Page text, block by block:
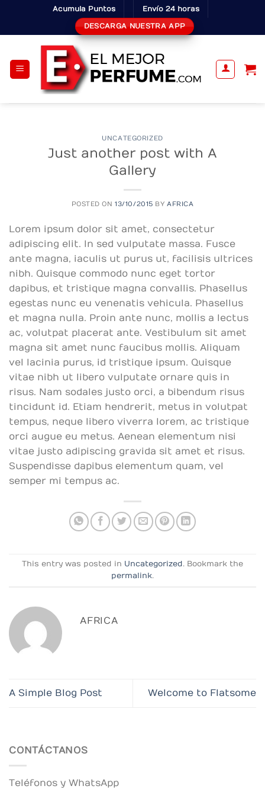
content
Acumula Puntos Envío 24 horas
DESCARGA NUESTRA APP
UNCATEGORIZED
Just another post with A
Gallery
POSTED ON13/10/2015 BYAFRICA
Lorem ipsum dolor sit amet, consectetur
adipiscing elit. In sed vulputate massa. Fusce
ante magna, iaculis ut purus ut, facilisis ultrices
nibh. Quisque commodo nunc eget tortor
dapibus, et tristique magna convallis. Phasellus
egestas nunc eu venenatis vehicula. Phasellus
et magna nulla. Proin ante nunc, mollis a lectus
ac, volutpat placerat ante. Vestibulum sit amet
magna sit amet nunc faucibus mollis. Aliquam
vel lacinia purus, id tristique ipsum. Quisque
vitae nibh ut libero vulputate ornare quis in
risus. Nam sodales justo orci, a bibendum risus
tincidunt id. Etiam hendrerit, metus in volutpat
tempus, neque libero viverra lorem, ac tristique
orci augue eu metus. Aenean elementum nisi
vitae justo adipiscing gravida sit amet et risus.
Suspendisse dapibus elementum quam, vel
semper mi tempus ac.
This entry was posted in Uncategorized. Bookmark the
permalink.
AFRICA
A Simple Blog Post Welcome to Flatsome
CONTÁCTANOS
Teléfonos y WhatsApp